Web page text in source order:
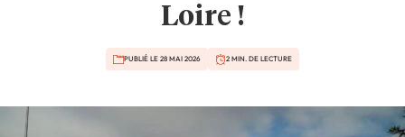
Loire !
PUBLIÉ LE 28 MAI 2026 2 MIN. DE LECTURE